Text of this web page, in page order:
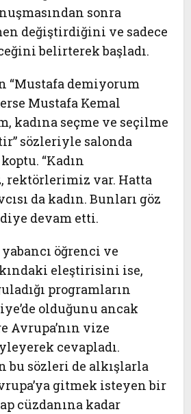
sonra
değiştirdiğini ve sadece
belirterek başladı.
“Mustafa demiyorum
Mustafa Kemal
kadına seçme ve seçilme
sözleriyle salonda
“Kadın
rektörlerimiz var. Hatta
da kadın. Bunları göz
devam etti.
öğrenci ve
eleştirisini ise,
programların
olduğunu ancak
Avrupa’nın vize
cevapladı.
bu sözleri de alkışlarla
gitmek isteyen bir
cüzdanına kadar